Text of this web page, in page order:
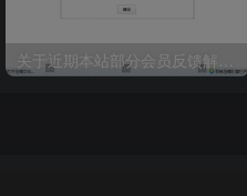
关于近期本站部分会员反馈解压文件解压到一半失败出错的说明